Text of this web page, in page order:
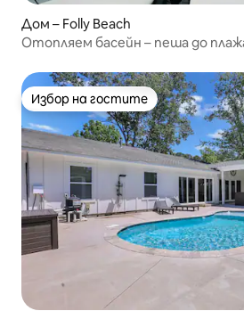
Дом – Folly Beach
Отопляем басейн – пеша до
Избор на гостите
Избор на гостите